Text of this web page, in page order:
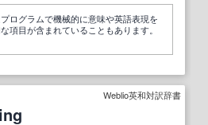
ログラムで機械的に意味や英語表現を
項目が含まれていることもあります。
Weblio英和対訳辞書